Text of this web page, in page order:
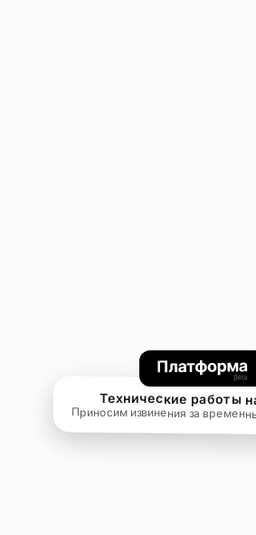
Технические работы
Приносим извинения за